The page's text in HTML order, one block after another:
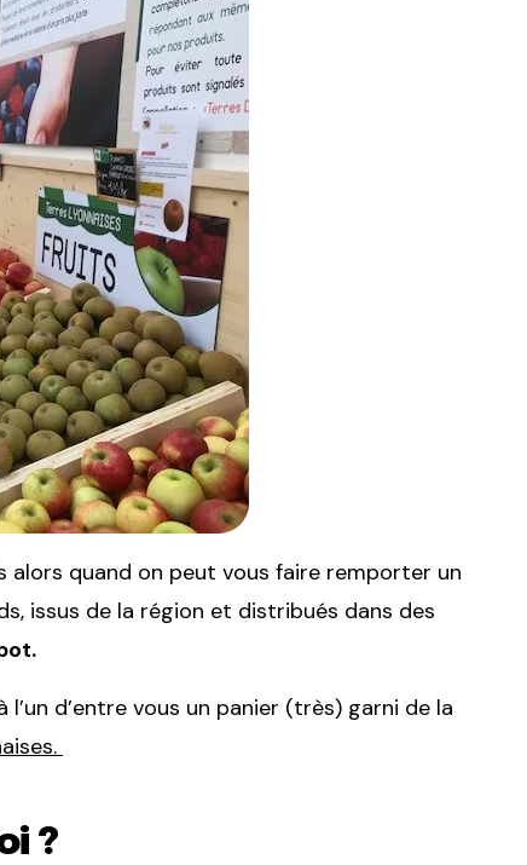
alors quand on peut vous faire remporter un
issus de la région et distribués dans des
d’entre vous un panier (très) garni de la
?